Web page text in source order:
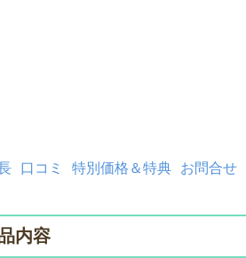
口コミ 特別価格＆特典 お問合せ
内容